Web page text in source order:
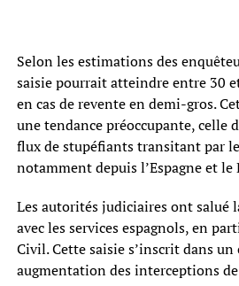
Selon les estimations des
saisie pourrait atteindre entre 30
en cas de revente en demi-gros.
une tendance préoccupante, celle
flux de stupéfiants transitant par le
notamment depuis l’Espagne et le
Les autorités judiciaires ont salué
avec les services espagnols, en
Civil. Cette saisie s’inscrit dans
augmentation des interceptions